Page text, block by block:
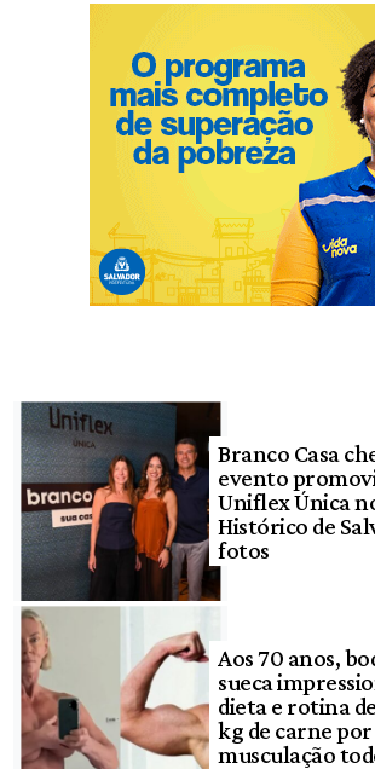
Branco Casa
evento
Uniflex Única
Histórico de
fotos
Aos 70 anos,
sueca
dieta e rotina
kg de carne
musculação